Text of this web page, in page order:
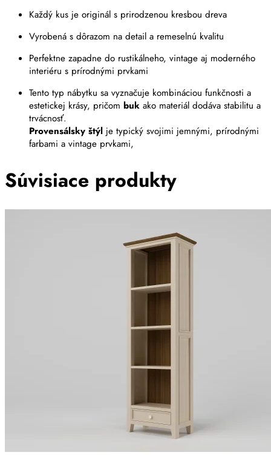
Každý kus je originál s prirodzenou kresbou dreva
Vyrobená s dôrazom na detail a remeselnú kvalitu
Perfektne zapadne do rustikálneho, vintage aj moderného
interiéru s prírodnými prvkami
Tento typ nábytku sa vyznačuje kombináciou funkčnosti a
estetickej krásy, pričom buk ako materiál dodáva stabilitu a
trvácnosť.
Provensálsky štýl je typický svojimi jemnými, prírodnými
farbami a vintage prvkami,
Súvisiace produkty